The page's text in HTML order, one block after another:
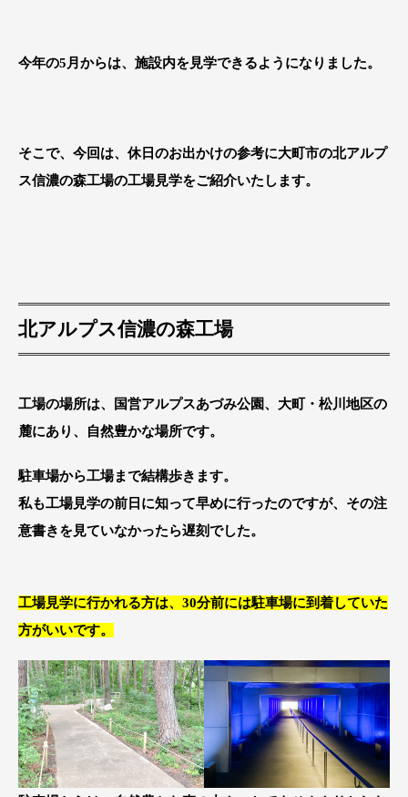
今年の5月からは、施設内を見学できるようになりました。
そこで、今回は、休日のお出かけの参考に大町市の北アルプ
ス信濃の森工場の工場見学をご紹介いたします。
北アルプス信濃の森工場
工場の場所は、国営アルプスあづみ公園、大町・松川地区の
麓にあり、自然豊かな場所です。
駐車場から工場まで結構歩きます。
私も工場見学の前日に知って早めに行ったのですが、その注
意書きを見ていなかったら遅刻でした。
工場見学に行かれる方は、30分前には駐車場に到着していた
方がいいです。